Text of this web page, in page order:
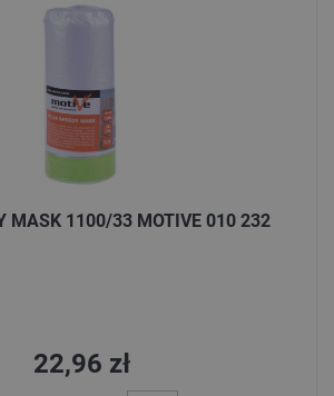
MASK 1100/33 MOTIVE 010 232
22,96 zł